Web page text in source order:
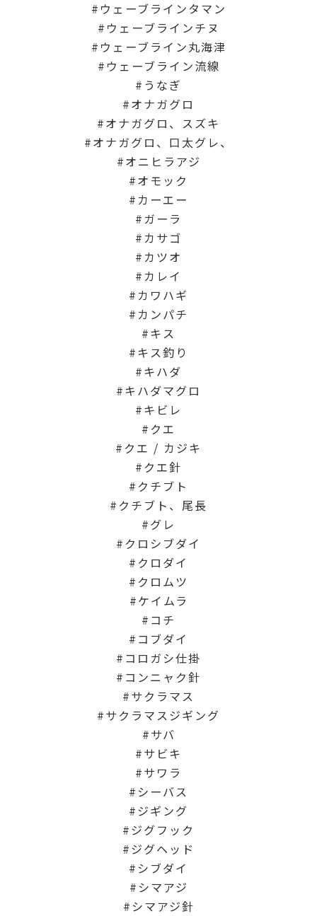
ウェーブラインタマン
ウェーブラインチヌ
ウェーブライン丸海津
ウェーブライン流線
うなぎ
オナガグロ
オナガグロ、スズキ
オナガグロ、口太グレ、
オニヒラアジ
オモック
カーエー
ガーラ
カサゴ
カツオ
カレイ
カワハギ
カンパチ
キス
キス釣り
キハダ
キハダマグロ
キビレ
クエ
クエ / カジキ
クエ針
クチブト
クチブト、尾長
グレ
クロシブダイ
クロダイ
クロムツ
ケイムラ
コチ
コブダイ
コロガシ仕掛
コンニャク針
サクラマス
サクラマスジギング
サバ
サビキ
サワラ
シーバス
ジギング
ジグフック
ジグヘッド
シブダイ
シマアジ
シマアジ針